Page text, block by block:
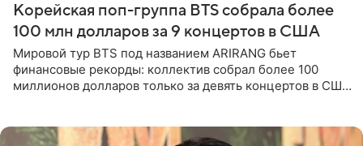
Корейская поп-группа BTS собрала более
100 млн долларов за 9 концертов в США
Мировой тур BTS под названием ARIRANG бьет
финансовые рекорды: коллектив собрал более 100
миллионов долларов только за девять концертов в США.